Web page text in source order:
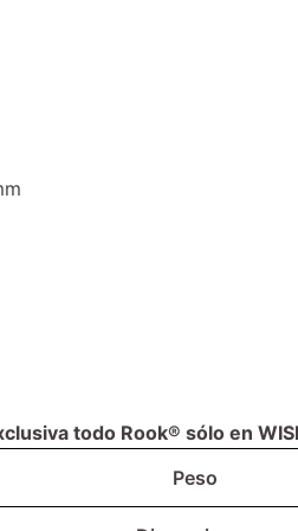
todo Rook® sólo en
Peso